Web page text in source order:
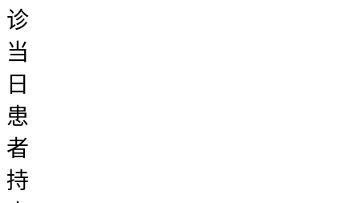
诊
当
日
患
者
持